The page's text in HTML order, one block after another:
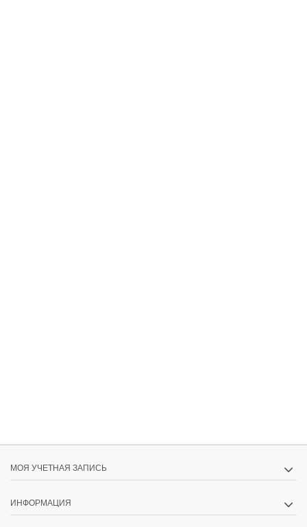
МОЯ УЧЕТНАЯ ЗАПИСЬ
ИНФОРМАЦИЯ